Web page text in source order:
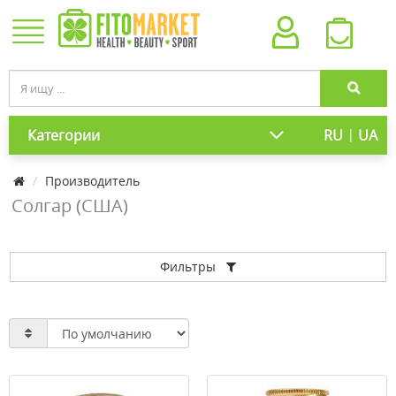
Категории RU | UA
Производитель
Солгар (США)
Фильтры